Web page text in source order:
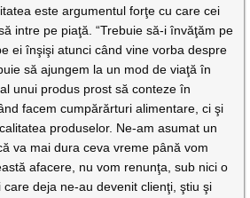
este argumentul forţe cu care cei
intre pe piaţă. “Trebuie să-i învăţăm pe
ei înşişi atunci când vine vorba despre
să ajungem la un mod de viaţă în
unui produs prost să conteze în
facem cumpărărturi alimentare, ci şi
produselor. Ne-am asumat un
va mai dura ceva vreme până vom
afacere, nu vom renunţa, sub nici o
deja ne-au devenit clienţi, ştiu şi